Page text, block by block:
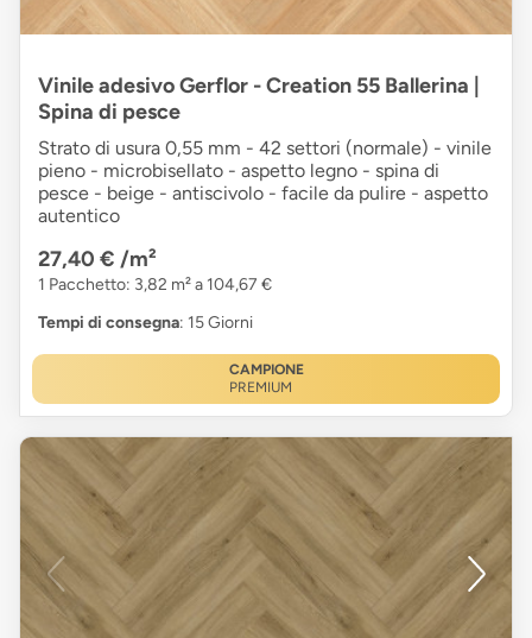
Vinile adesivo Gerflor - Creation 55 Ballerina |
Spina di pesce
Strato di usura 0,55 mm - 42 settori (normale) - vinile
pieno - microbisellato - aspetto legno - spina di
pesce - beige - antiscivolo - facile da pulire - aspetto
autentico
27,40 € /m²
1 Pacchetto: 3,82 m² a 104,67 €
Tempi di consegna: 15 Giorni
CAMPIONE
PREMIUM